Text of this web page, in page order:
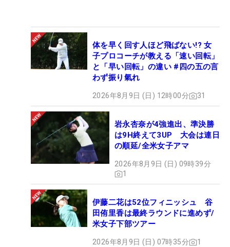
体を早く回す人ほど飛ばない!? 女
子プロコーチが教える「速い回転」
と「早い回転」の違い #四の五の言
わず振り氣れ
2026年8月9日 (日) 12時00分 31
岩永杏奈が4強進出、準決勝
は9H終えて3UP 大会は連日
の順延/全米女子アマ
2026年8月9日 (日) 09時39分
1
伊藤二花は52位フィニッシュ 谷
田侑里香は最終ラウンドに進めず/
米女子下部ツアー
2026年8月9日 (日) 07時35分 1